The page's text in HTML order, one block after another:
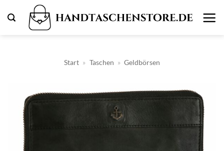
Inhalt
Start » Taschen » Geldbörsen